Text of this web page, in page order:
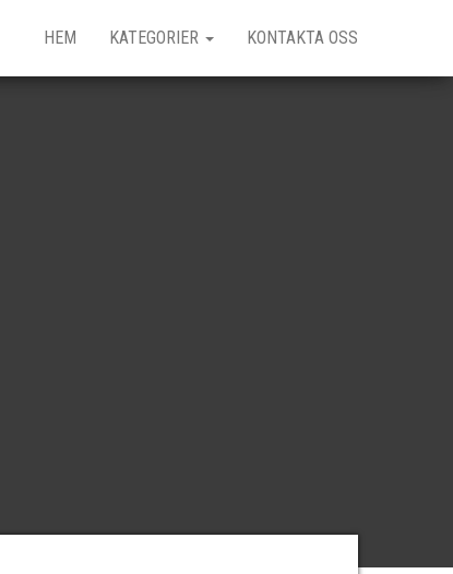
HEM KATEGORIER KONTAKTA OSS